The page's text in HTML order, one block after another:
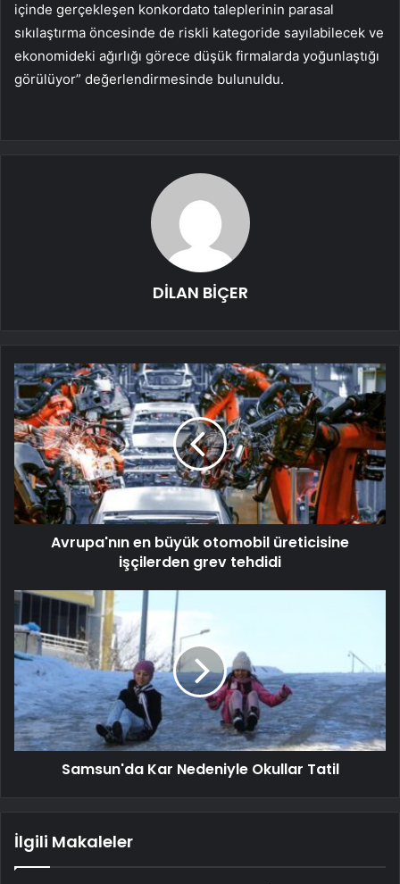
içinde gerçekleşen konkordato taleplerinin parasal
sıkılaştırma öncesinde de riskli kategoride sayılabilecek ve
ekonomideki ağırlığı görece düşük firmalarda yoğunlaştığı
görülüyor” değerlendirmesinde bulunuldu.
DİLAN BİÇER
Avrupa'nın en büyük otomobil üreticisine
işçilerden grev tehdidi
Samsun'da Kar Nedeniyle Okullar Tatil
İlgili Makaleler